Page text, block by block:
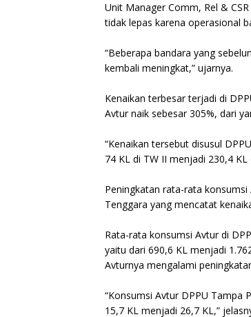
Unit Manager Comm, Rel &
tidak lepas karena operasional
“Beberapa bandara yang
kembali meningkat,” ujarnya.
Kenaikan terbesar terjadi di
Avtur naik sebesar 305%, dari
“Kenaikan tersebut disusul
74 KL di TW II menjadi 230,4 KL
Peningkatan rata-rata
Tenggara yang mencatat
Rata-rata konsumsi Avtur di
yaitu dari 690,6 KL menjadi
Avturnya mengalami
“Konsumsi Avtur DPPU Tampa
15,7 KL menjadi 26,7 KL,”